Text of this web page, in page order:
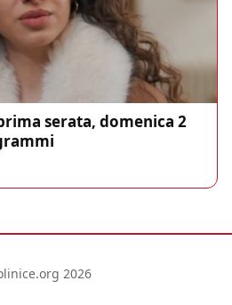
serata, domenica 2
2026